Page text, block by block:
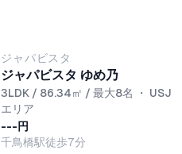
ジャパビスタ
ジャパビスタ ゆめ乃
3LDK / 86.34㎡ / 最大8名 ・ USJ
エリア
---円
千鳥橋駅徒歩7分